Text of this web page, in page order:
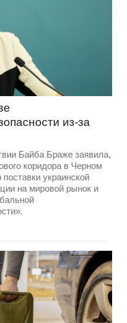
из-за
Байба Браже заявила,
коридора в Черном
украинской
на мировой рынок и